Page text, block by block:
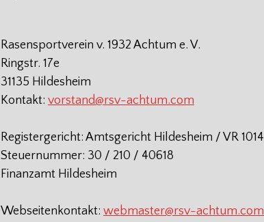
Rasensportverein v. 1932 Achtum e. V.
Ringstr. 17e
31135 Hildesheim
Kontakt: vorstand@rsv-achtum.com
Registergericht: Amtsgericht Hildesheim / VR 1014
Steuernummer: 30 / 210 / 40618
Finanzamt Hildesheim
Webseitenkontakt: webmaster@rsv-achtum.com